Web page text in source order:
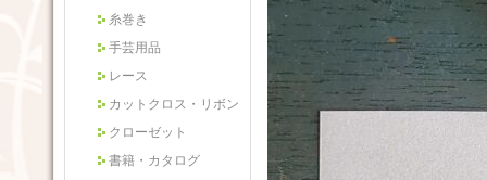
糸巻き
手芸用品
レース
カットクロス・リボン
クローゼット
書籍・カタログ